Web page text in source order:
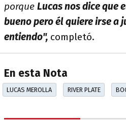
porque Lucas nos dice que
bueno pero él quiere irse a
entiendo", completó.
En esta Nota
LUCAS MEROLLA RIVER PLATE